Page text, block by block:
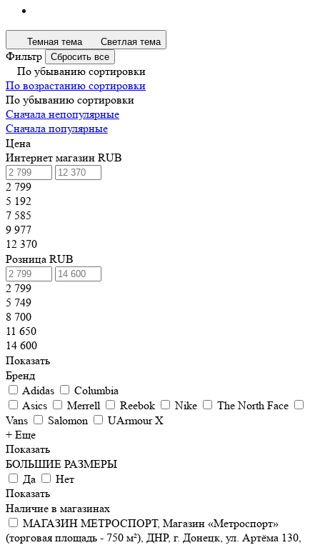
Темная тема Светлая тема
Фильтр Сбросить все
По убыванию сортировки
По возрастанию сортировки
По убыванию сортировки
Сначала непопулярные
Сначала популярные
Цена
Интернет магазин RUB
2 799
5 192
7 585
9 977
12 370
Розница RUB
2 799
5 749
8 700
11 650
14 600
Показать
Бренд
Adidas
Columbia
Asics
Merrell Reebok Nike
The North Face
Vans
Salomon
UArmour X
+ Еще
Показать
БОЛЬШИЕ РАЗМЕРЫ
Да
Нет
Показать
Наличие в магазинах
МАГАЗИН МЕТРОСПОРТ, Магазин «Метроспорт»
(торговая площадь - 750 м²), ДНР, г. Донецк, ул. Артёма 130,